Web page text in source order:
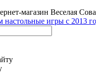
магазин Веселая Сова
игры с 2013